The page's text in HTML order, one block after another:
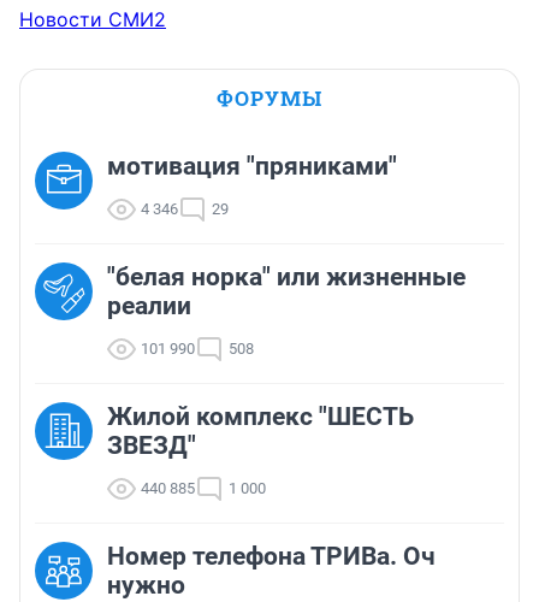
Новости СМИ2
ФОРУМЫ
мотивация "пряниками"
4 346 29
"белая норка" или жизненные
реалии
101 990 508
Жилой комплекс "ШЕСТЬ
ЗВЕЗД"
440 885 1 000
Номер телефона ТРИВа. Оч
нужно